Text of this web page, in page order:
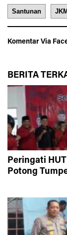
Santunan
Komentar Via
BERITA
Peringati
Potong